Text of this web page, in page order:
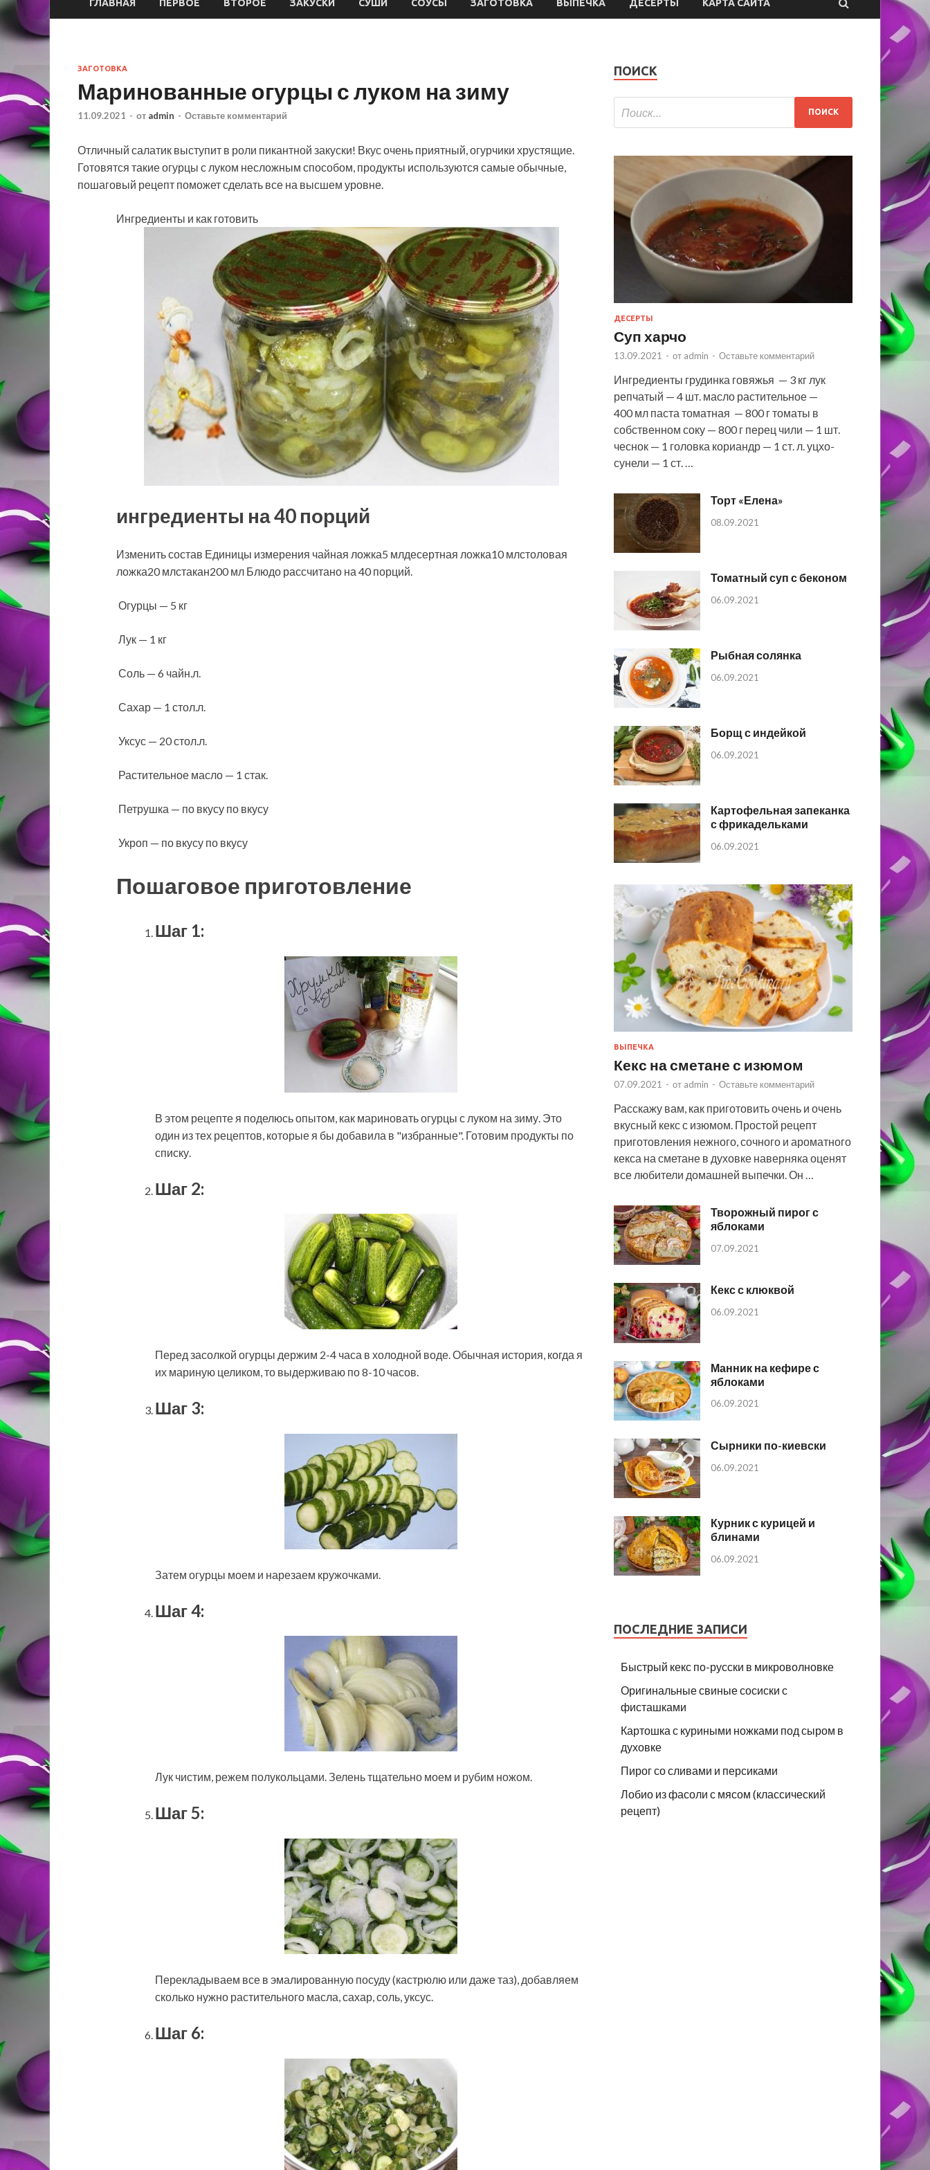
ГЛАВНАЯ ПЕРВОЕ ВТОРОЕ ЗАКУСКИ СУШИ СОУСЫ ЗАГОТОВКА ВЫПЕЧКА ДЕСЕРТЫ КАРТА САЙТА
ЗАГОТОВКА
Маринованные огурцы с луком на зиму
11.09.2021 - от admin - Оставьте комментарий
Отличный салатик выступит в роли пикантной закуски! Вкус очень приятный, огурчики хрустящие.
Готовятся такие огурцы с луком несложным способом, продукты используются самые обычные,
пошаговый рецепт поможет сделать все на высшем уровне.
Ингредиенты и как готовить
ингредиенты на 40 порций
Изменить состав Единицы измерения чайная ложка5 млдесертная ложка10 млстоловая
ложка20 млстакан200 мл Блюдо рассчитано на 40 порций.
Огурцы — 5 кг
Лук — 1 кг
Соль — 6 чайн.л.
Сахар — 1 стол.л.
Уксус — 20 стол.л.
Растительное масло — 1 стак.
Петрушка — по вкусу по вкусу
Укроп — по вкусу по вкусу
Пошаговое приготовление
Шаг 1:
В этом рецепте я поделюсь опытом, как мариновать огурцы с луком на зиму. Это
один из тех рецептов, которые я бы добавила в "избранные". Готовим продукты по
списку.
Шаг 2:
Перед засолкой огурцы держим 2-4 часа в холодной воде. Обычная история, когда я
их мариную целиком, то выдерживаю по 8-10 часов.
Шаг 3:
Затем огурцы моем и нарезаем кружочками.
Шаг 4:
Лук чистим, режем полукольцами. Зелень тщательно моем и рубим ножом.
Шаг 5:
Перекладываем все в эмалированную посуду (кастрюлю или даже таз), добавляем
сколько нужно растительного масла, сахар, соль, уксус.
Шаг 6:
ПОИСК
ДЕСЕРТЫ
Суп харчо
13.09.2021 - от admin - Оставьте комментарий
Ингредиенты грудинка говяжья — 3 кг лук
репчатый — 4 шт. масло растительное —
400 мл паста томатная — 800 г томаты в
собственном соку — 800 г перец чили — 1 шт.
чеснок — 1 головка кориандр — 1 ст. л. уцхо-
сунели — 1 ст. …
Торт «Елена»
08.09.2021
Томатный суп с беконом
06.09.2021
Рыбная солянка
06.09.2021
Борщ с индейкой
06.09.2021
Картофельная запеканка
с фрикадельками
06.09.2021
ВЫПЕЧКА
Кекс на сметане с изюмом
07.09.2021 - от admin - Оставьте комментарий
Расскажу вам, как приготовить очень и очень
вкусный кекс с изюмом. Простой рецепт
приготовления нежного, сочного и ароматного
кекса на сметане в духовке наверняка оценят
все любители домашней выпечки. Он …
Творожный пирог с
яблоками
07.09.2021
Кекс с клюквой
06.09.2021
Манник на кефире с
яблоками
06.09.2021
Сырники по-киевски
06.09.2021
Курник с курицей и
блинами
06.09.2021
ПОСЛЕДНИЕ ЗАПИСИ
Быстрый кекс по-русски в микроволновке
Оригинальные свиные сосиски с
фисташками
Картошка с куриными ножками под сыром в
духовке
Пирог со сливами и персиками
Лобио из фасоли с мясом (классический
рецепт)